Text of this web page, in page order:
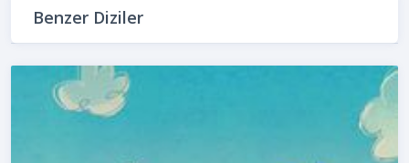
Benzer Diziler